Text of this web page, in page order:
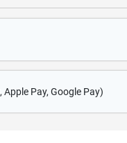
, Apple Pay, Google Pay)